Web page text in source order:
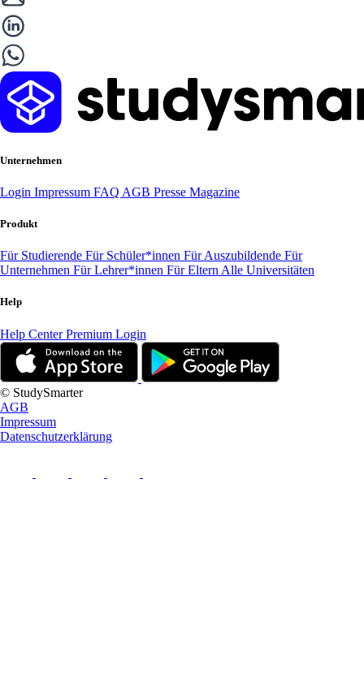
Unternehmen
Login Impressum FAQ AGB Presse Magazine
Produkt
Für Studierende Für Schüler*innen Für Auszubildende Für
Unternehmen Für Lehrer*innen Für Eltern Alle Universitäten
Help
Help CenterPremium Login
© StudySmarter
AGB
Impressum
Datenschutzerklärung